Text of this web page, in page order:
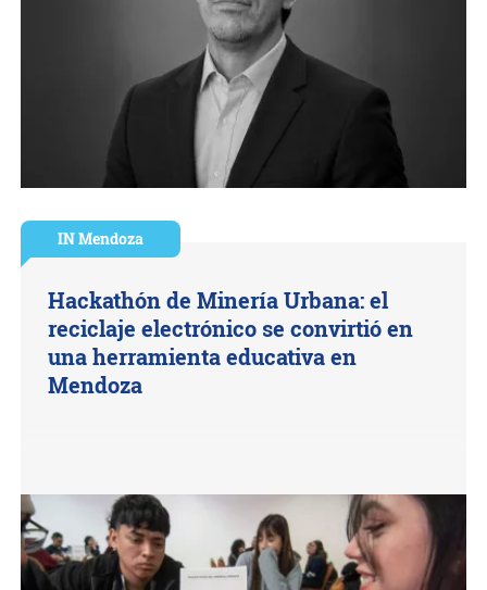
IN Mendoza
Hackathón de Minería Urbana: el
reciclaje electrónico se convirtió en
una herramienta educativa en
Mendoza